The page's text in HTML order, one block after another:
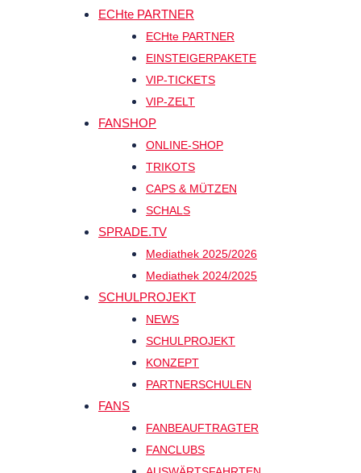
ECHte PARTNER
ECHte PARTNER
EINSTEIGERPAKETE
VIP-TICKETS
VIP-ZELT
FANSHOP
ONLINE-SHOP
TRIKOTS
CAPS & MÜTZEN
SCHALS
SPRADE.TV
Mediathek 2025/2026
Mediathek 2024/2025
SCHULPROJEKT
NEWS
SCHULPROJEKT
KONZEPT
PARTNERSCHULEN
FANS
FANBEAUFTRAGTER
FANCLUBS